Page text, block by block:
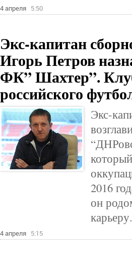
4 апреля 5:50
Экс-капитан
Игорь Петров
ФК” Шахтер”.
российского
Экс-
2016
он
карьеру.
4 апреля 5:15